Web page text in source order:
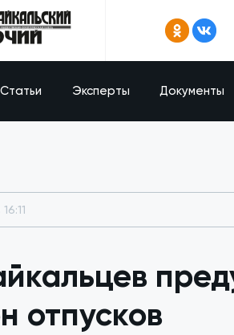
Статьи Эксперты Документы
отпусков